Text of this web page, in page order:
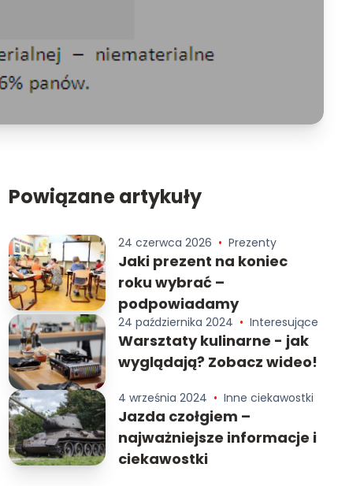
Powiązane artykuły
24 czerwca 2026 • Prezenty
Jaki prezent na koniec
roku wybrać –
podpowiadamy
24 października 2024 • Interesujące
Warsztaty kulinarne - jak
wyglądają? Zobacz wideo!
4 września 2024 • Inne ciekawostki
Jazda czołgiem –
najważniejsze informacje i
ciekawostki